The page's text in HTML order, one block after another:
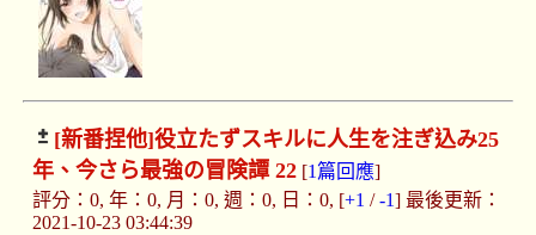
[新番捏他]役立たずスキルに人生を注ぎ込み25
年、今さら最強の冒険譚 22[1篇回應]
評分：0, 年：0, 月：0, 週：0, 日：0, [+1 /-1] 最後更新：
2021-10-23 03:44:39